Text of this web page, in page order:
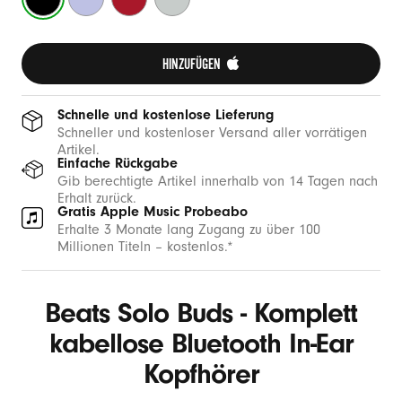
Rot
HINZUFÜGEN
Schnelle und kostenlose Lieferung
Schneller und kostenloser Versand aller vorrätigen
Artikel.
Einfache Rückgabe
Gib berechtigte Artikel innerhalb von 14 Tagen nach
Erhalt zurück.
Gratis Apple Music Probeabo
Erhalte 3 Monate lang Zugang zu über 100
Millionen Titeln – kostenlos.*
Beats Solo Buds - Komplett
kabellose Bluetooth In-Ear
Kopfhörer